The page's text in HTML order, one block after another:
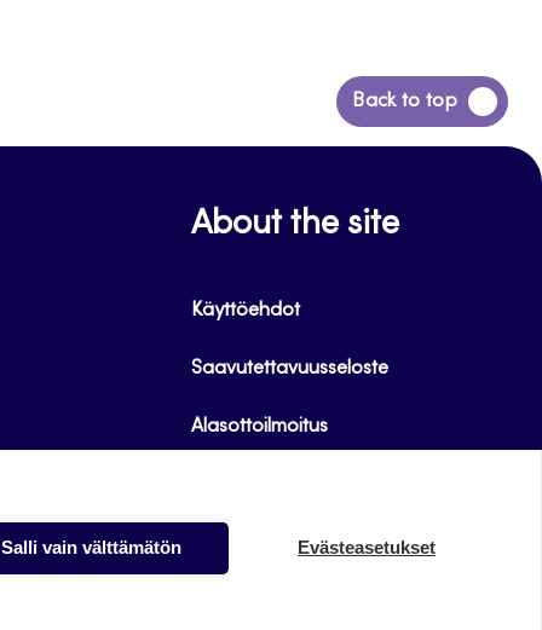
Back to top
Siirry
takaisin
About the site
Käyttöehdot
Saavutettavuusseloste
Alasottoilmoitus
Salli vain välttämätön Evästeasetukset